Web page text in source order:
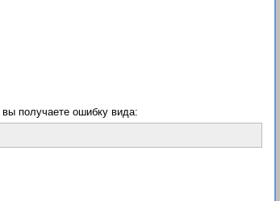
вы получаете ошибку вида: